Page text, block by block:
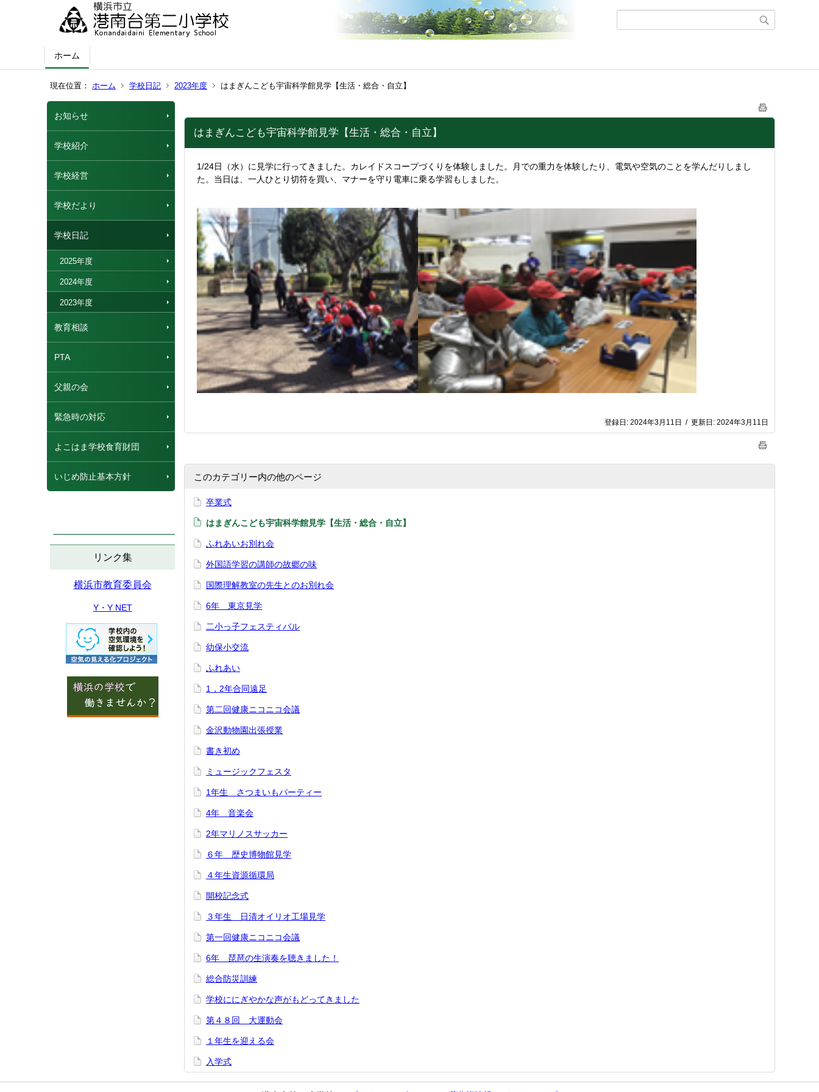
ホーム
現在位置： ホーム 学校日記 2023年度 はまぎんこども宇宙科学館見学【生活・総合・自立】
お知らせ
学校紹介
学校経営
学校だより
学校日記
2025年度
2024年度
2023年度
教育相談
PTA
父親の会
緊急時の対応
よこはま学校食育財団
いじめ防止基本方針
リンク集
横浜市教育委員会
Y・Y NET
はまぎんこども宇宙科学館見学【生活・総合・自立】
1/24日（水）に見学に行ってきました。カレイドスコープづくりを体験しました。月での重力を体験したり、電気や空気のことを学んだりしまし
た。当日は、一人ひとり切符を買い、マナーを守り電車に乗る学習もしました。
登録日: 2024年3月11日 / 更新日: 2024年3月11日
このカテゴリー内の他のページ
卒業式
はまぎんこども宇宙科学館見学【生活・総合・自立】
ふれあいお別れ会
外国語学習の講師の故郷の味
国際理解教室の先生とのお別れ会
6年 東京見学
二小っ子フェスティバル
幼保小交流
ふれあい
1，2年合同遠足
第二回健康ニコニコ会議
金沢動物園出張授業
書き初め
ミュージックフェスタ
1年生 さつまいもパーティー
4年 音楽会
2年マリノスサッカー
６年 歴史博物館見学
４年生資源循環局
開校記念式
３年生 日清オイリオ工場見学
第一回健康ニコニコ会議
6年 琵琶の生演奏を聴きました！
総合防災訓練
学校ににぎやかな声がもどってきました
第４８回 大運動会
１年生を迎える会
入学式